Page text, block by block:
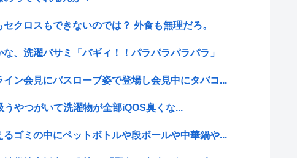
セクロスもできないのでは？ 外食も無理だろ。
、洗濯バサミ「バギィ！！パラパラパラパラ」
ン会見にバスローブ姿で登場し会見中にタバコ...
うやつがいて洗濯物が全部iQOS臭くな...
ゴミの中にペットボトルや段ボールや中華鍋や...